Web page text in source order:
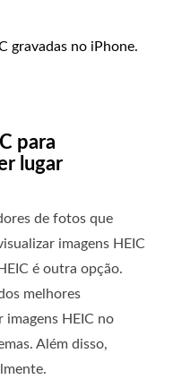
gravadas no iPhone.
para
lugar
de fotos que
imagens HEIC
é outra opção.
melhores
imagens HEIC no
Além disso,